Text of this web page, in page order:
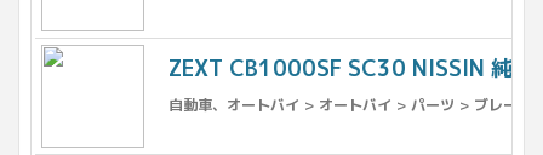
ZEXT CB1000SF SC30 NISSIN 純
自動車、オートバイ > オートバイ > パーツ > ブレーキ